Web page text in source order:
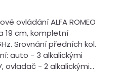
ovládání ALFA ROMEO
19 cm, kompletní
Srovnání předních kol.
auto - 3 alkalickými
ovladač - 2 alkalickými...